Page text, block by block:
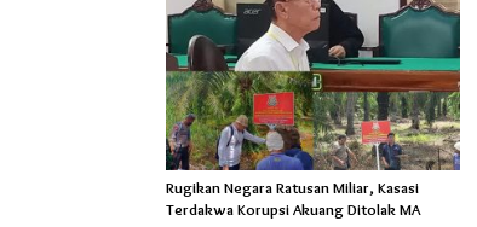
Rugikan Negara Ratusan Miliar, Kasasi
Terdakwa Korupsi Akuang Ditolak MA